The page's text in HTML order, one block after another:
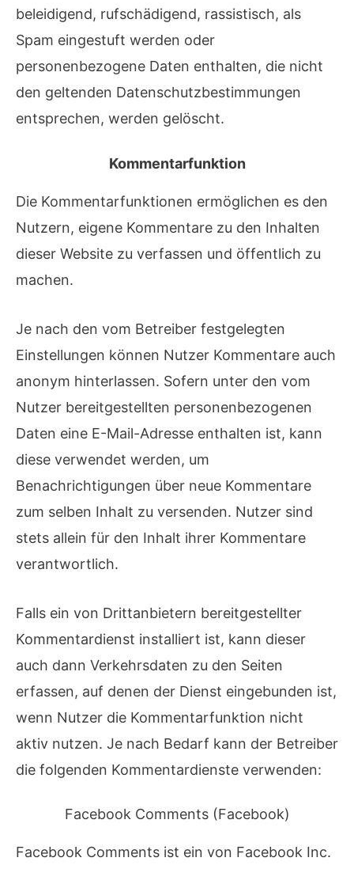
beleidigend, rufschädigend, rassistisch, als
Spam eingestuft werden oder
personenbezogene Daten enthalten, die nicht
den geltenden Datenschutzbestimmungen
entsprechen, werden gelöscht.
Kommentarfunktion
Die Kommentarfunktionen ermöglichen es den
Nutzern, eigene Kommentare zu den Inhalten
dieser Website zu verfassen und öffentlich zu
machen.
Je nach den vom Betreiber festgelegten
Einstellungen können Nutzer Kommentare auch
anonym hinterlassen. Sofern unter den vom
Nutzer bereitgestellten personenbezogenen
Daten eine E-Mail-Adresse enthalten ist, kann
diese verwendet werden, um
Benachrichtigungen über neue Kommentare
zum selben Inhalt zu versenden. Nutzer sind
stets allein für den Inhalt ihrer Kommentare
verantwortlich.
Falls ein von Drittanbietern bereitgestellter
Kommentardienst installiert ist, kann dieser
auch dann Verkehrsdaten zu den Seiten
erfassen, auf denen der Dienst eingebunden ist,
wenn Nutzer die Kommentarfunktion nicht
aktiv nutzen. Je nach Bedarf kann der Betreiber
die folgenden Kommentardienste verwenden:
Facebook Comments (Facebook)
Facebook Comments ist ein von Facebook Inc.